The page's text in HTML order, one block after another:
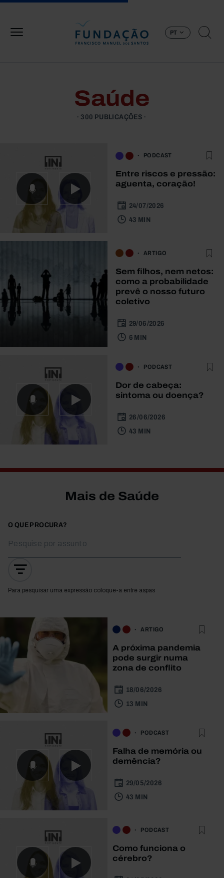
PT
Saúde
300 PUBLICAÇÕES
PODCAST
Entre riscos e pressão:
aguenta, coração!
24/07/2026
43 MIN
ARTIGO
Sem filhos, nem netos:
como a probabilidade
prevê o nosso futuro
coletivo
29/06/2026
6 MIN
PODCAST
Dor de cabeça:
sintoma ou doença?
26/06/2026
43 MIN
Mais de Saúde
O QUE PROCURA?
Para pesquisar uma expressão coloque-a entre aspas
ARTIGO
A próxima pandemia
pode surgir numa
zona de conflito
18/06/2026
13 MIN
PODCAST
Falha de memória ou
demência?
29/05/2026
43 MIN
PODCAST
Como funciona o
cérebro?